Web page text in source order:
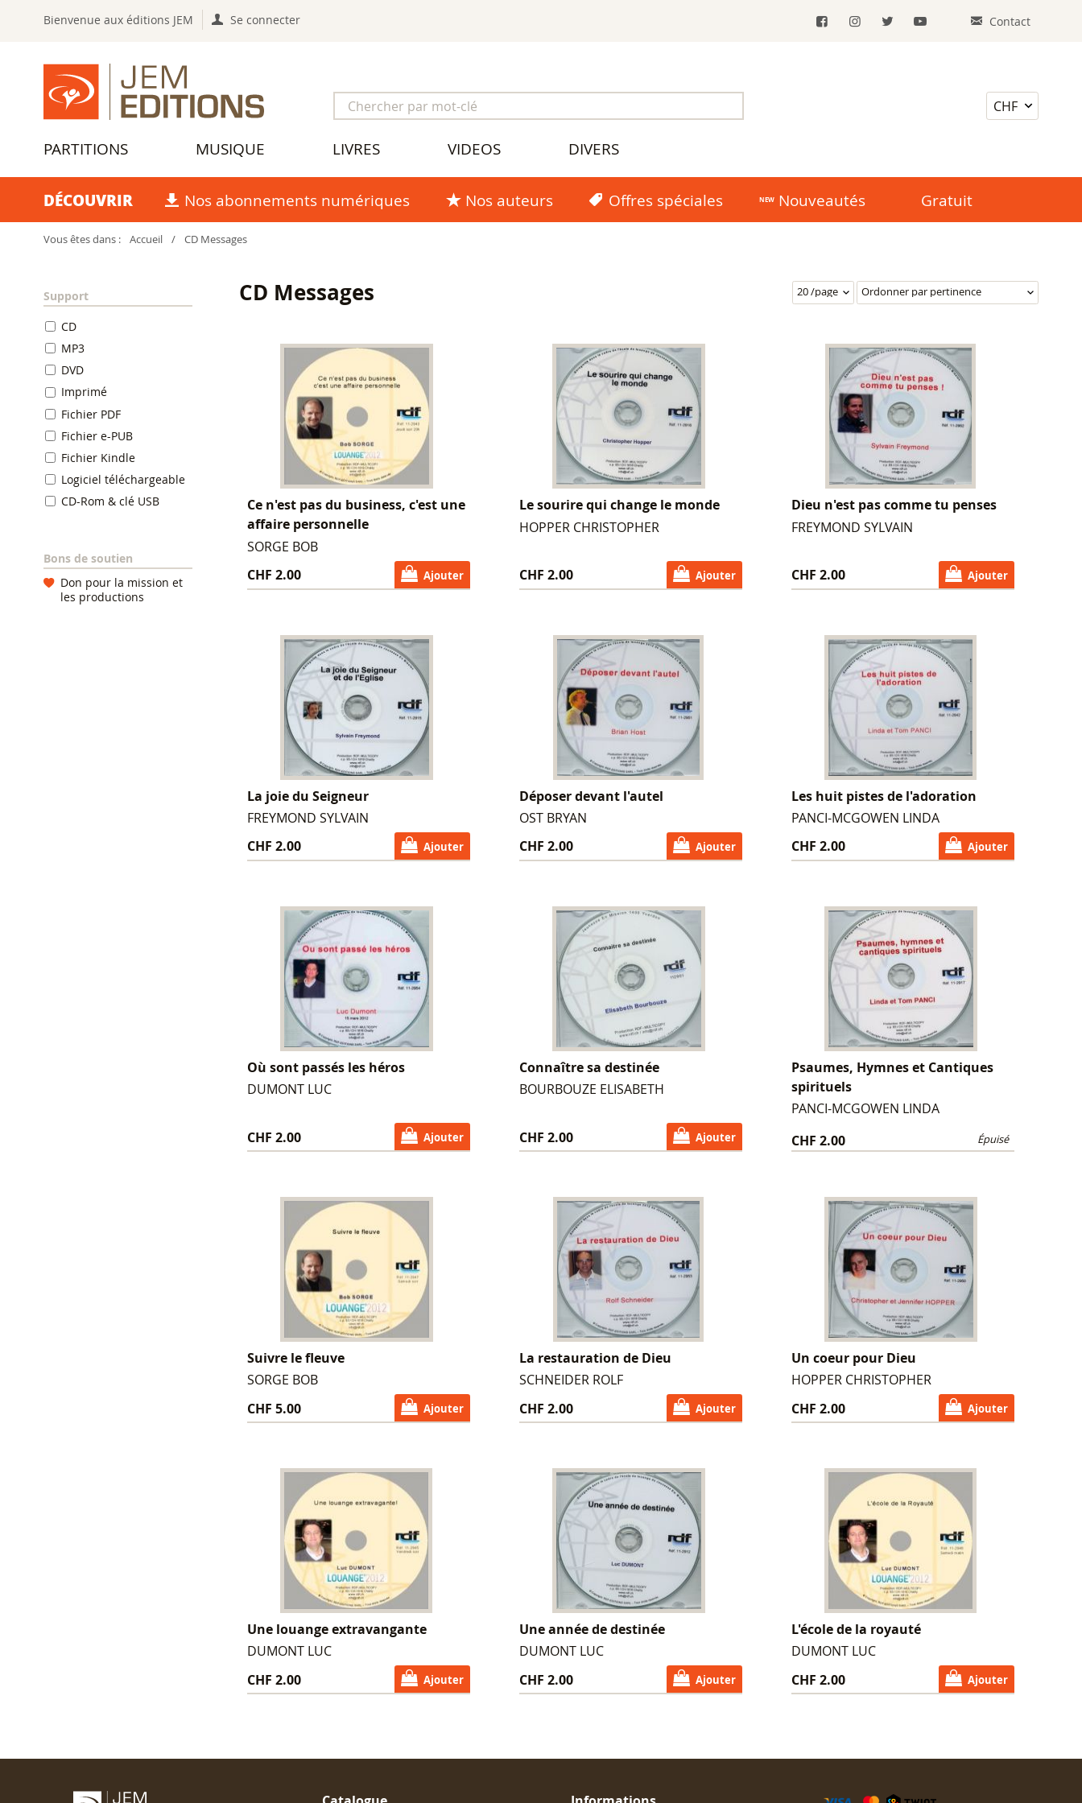
Bienvenue aux éditions JEM Se connecter Contact
PARTITIONS MUSIQUE LIVRES VIDEOS DIVERS
DÉCOUVRIR Nos abonnements numériques Nos auteurs Offres spéciales Nouveautés Gratuit
Vous êtes dans : Accueil / CD Messages
Support
CD
MP3
DVD
Imprimé
Fichier PDF
Fichier e-PUB
Fichier Kindle
Logiciel téléchargeable
CD-Rom & clé USB
Bons de soutien
Don pour la mission et
les productions
CD Messages
Ce n'est pas du business, c'est une
affaire personnelle
SORGE BOB
CHF 2.00
Ajouter
Le sourire qui change le monde
HOPPER CHRISTOPHER
CHF 2.00 Ajouter
Dieu n'est pas comme tu penses
FREYMOND SYLVAIN
CHF 2.00 Ajouter
La joie du Seigneur
FREYMOND SYLVAIN
CHF 2.00
Ajouter
Déposer devant l'autel
OST BRYAN
CHF 2.00
Ajouter
Les huit pistes de l'adoration
PANCI-MCGOWEN LINDA
CHF 2.00
Ajouter
Où sont passés les héros
DUMONT LUC
CHF 2.00 Ajouter
Connaître sa destinée
BOURBOUZE ELISABETH
CHF 2.00 Ajouter
Psaumes, Hymnes et Cantiques
spirituels
PANCI-MCGOWEN LINDA
CHF 2.00
Épuisé
Suivre le fleuve
SORGE BOB
CHF 5.00
Ajouter
La restauration de Dieu
SCHNEIDER ROLF
CHF 2.00
Ajouter
Un coeur pour Dieu
HOPPER CHRISTOPHER
CHF 2.00
Ajouter
Une louange extravangante
DUMONT LUC
CHF 2.00
Ajouter
Une année de destinée
DUMONT LUC
CHF 2.00
Ajouter
L'école de la royauté
DUMONT LUC
CHF 2.00
Ajouter